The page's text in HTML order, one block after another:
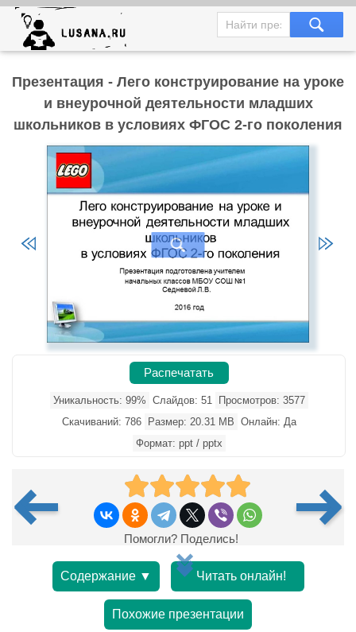
Презентация - Лего конструирование на уроке
и внеурочной деятельности младших
школьников в условиях ФГОС 2-го поколения
Распечатать
Уникальность: 99% Слайдов: 51
Просмотров: 3577
Скачиваний: 786
Размер: 20.31 MB Онлайн: Да
Формат: ppt / pptx
Помогли? Поделись!
Содержание ▼ Читать онлайн!
Похожие презентации